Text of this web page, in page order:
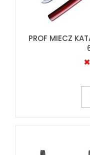
PROF MIECZ